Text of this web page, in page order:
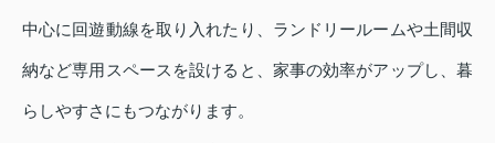
中心に回遊動線を取り入れたり、ランドリールームや土間収
納など専用スペースを設けると、家事の効率がアップし、暮
らしやすさにもつながります。